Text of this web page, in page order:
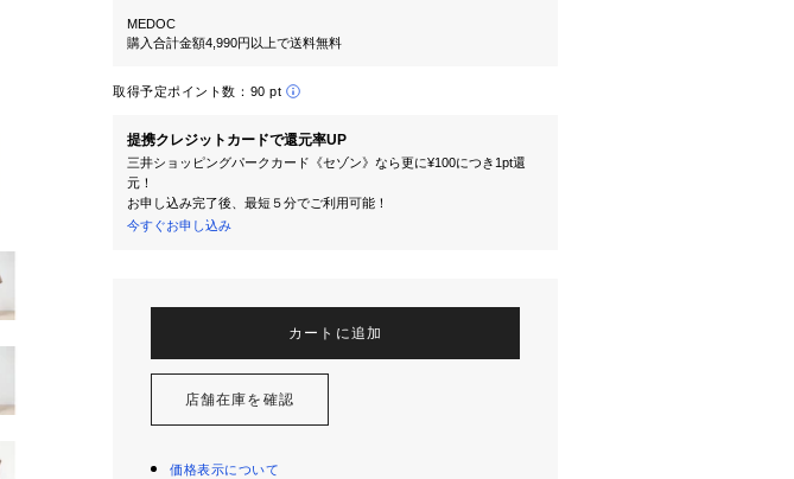
MEDOC
購入合計金額4,990円以上で送料無料
取得予定ポイント数： 90 pt
提携クレジットカードで還元率UP
三井ショッピングパークカード《セゾン》なら更に¥100につき1pt還
元！
お申し込み完了後、最短５分でご利用可能！
今すぐお申し込み
カートに追加
店舗在庫を確認
価格表示について